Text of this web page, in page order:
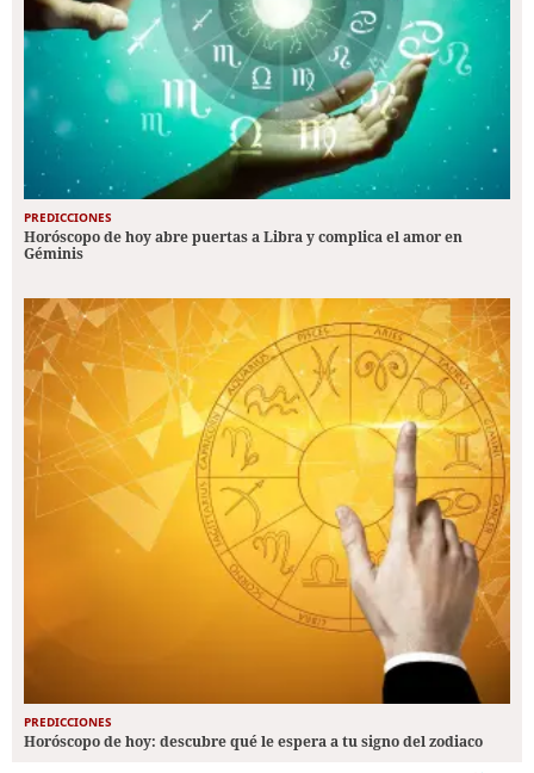
PREDICCIONES
Horóscopo de hoy abre puertas a Libra y complica el amor en
Géminis
PREDICCIONES
Horóscopo de hoy: descubre qué le espera a tu signo del zodiaco